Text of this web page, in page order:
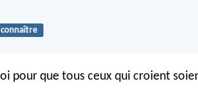
pour que tous ceux qui croient